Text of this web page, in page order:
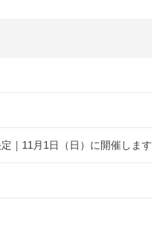
｜11月1日（日）に開催します